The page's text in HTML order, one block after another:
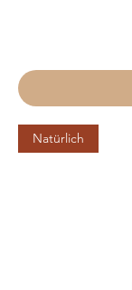
Natürlich